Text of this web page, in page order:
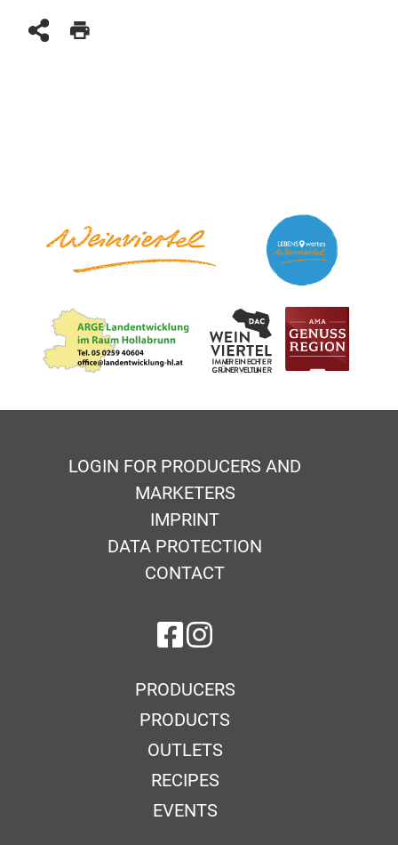
LOGIN FOR PRODUCERS AND
MARKETERS
IMPRINT
DATA PROTECTION
CONTACT
on Facebook
on Instagram
PRODUCERS
PRODUCTS
OUTLETS
RECIPES
EVENTS